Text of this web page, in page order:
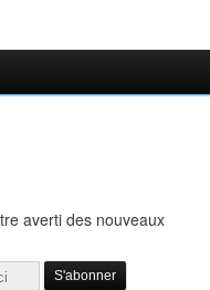
averti des nouveaux